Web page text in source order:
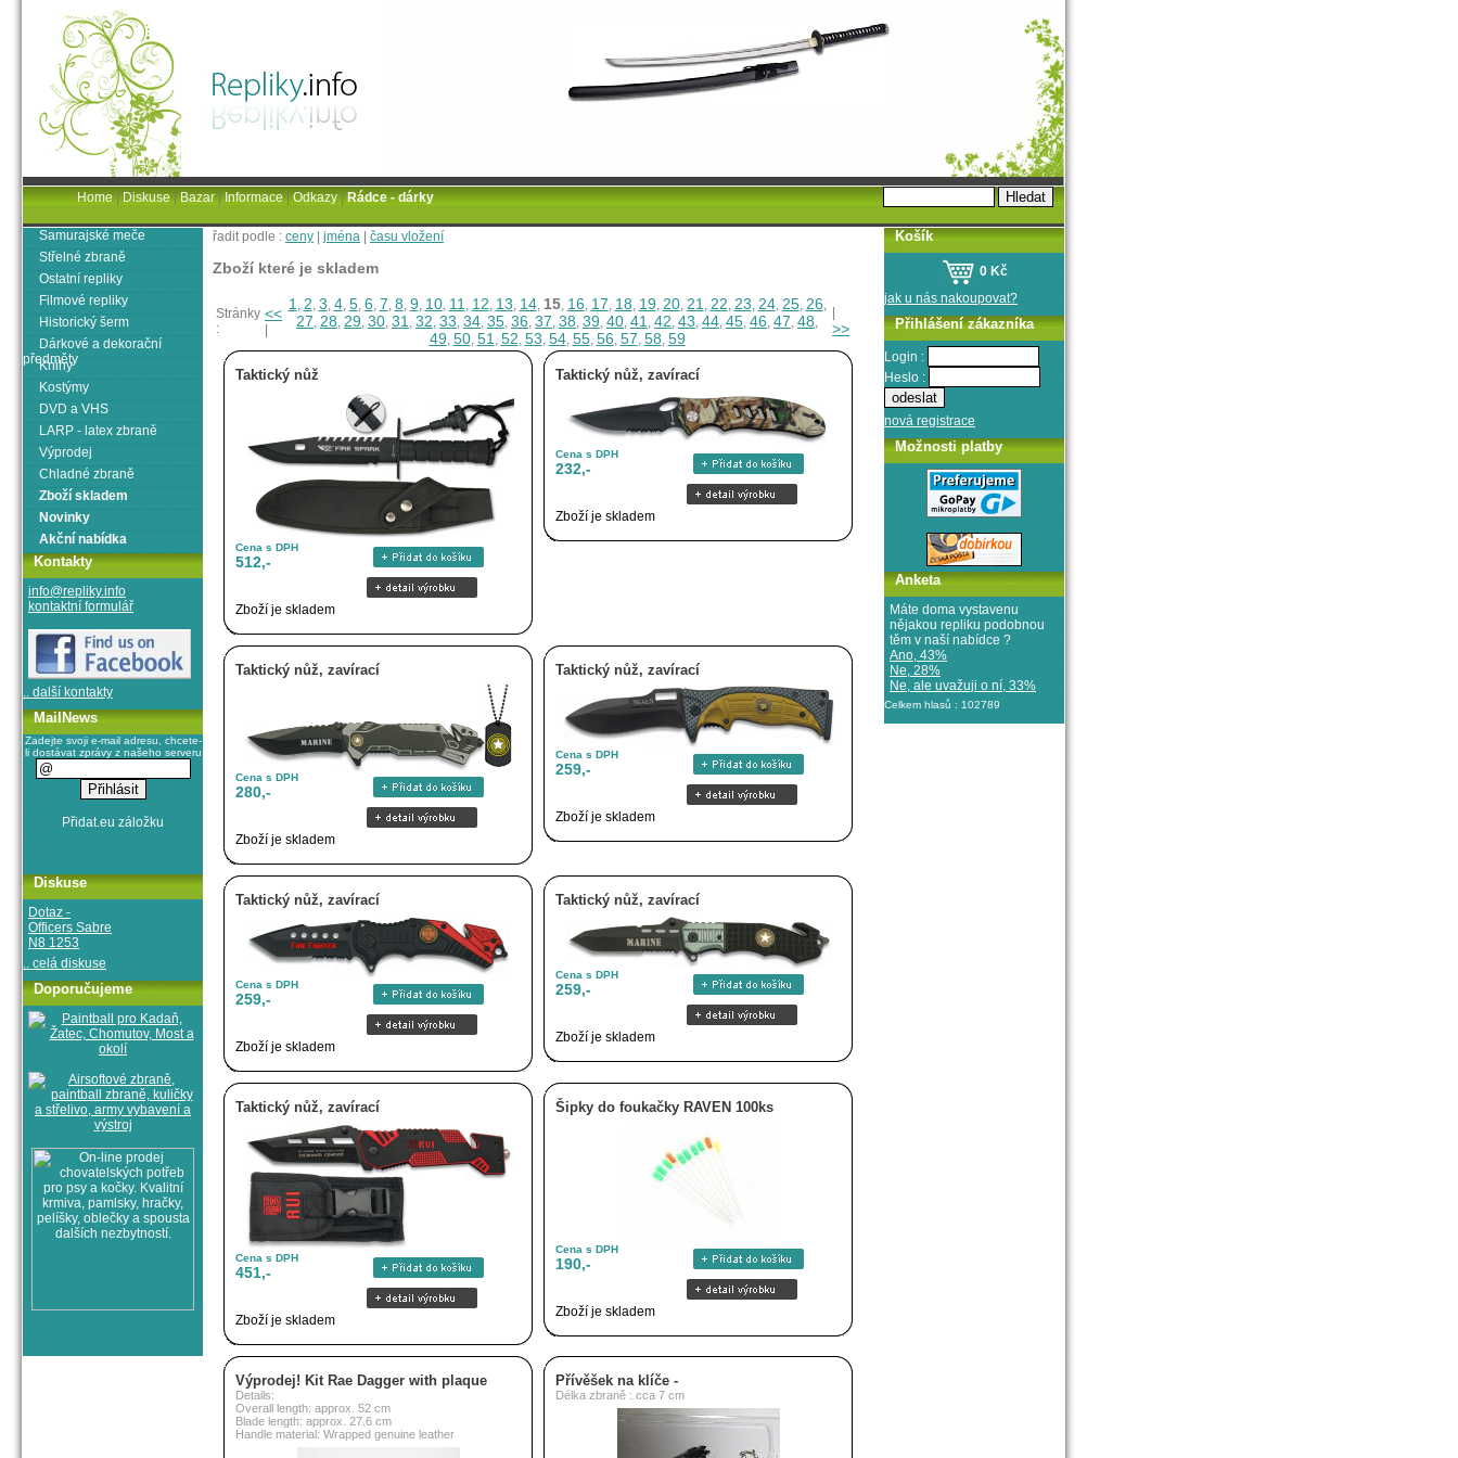
řadit podle : ceny jména času vložení
Zboží které je skladem
Stránky
:
<<
1, 2, 3, 4, 5, 6, 7, 8, 9, 10, 11, 12, 13, 14, 15, 16, 17, 18, 19, 20, 21, 22, 23, 24, 25, 26,
27, 28, 29, 30, 31 , 32, 33, 34, 35, 36, 37, 38, 39, 40, 41 , 42, 43, 44, 45, 46, 47, 48,
49, 50, 51, 52, 53, 54, 55, 56, 57, 58, 59
>>
Taktický nůž
Cena s DPH
512,-
Zboží je skladem
Taktický nůž, zavírací
Cena s DPH
232,-
Zboží je skladem
Taktický nůž, zavírací
Cena s DPH
280,-
Zboží je skladem
Taktický nůž, zavírací
Cena s DPH
259,-
Zboží je skladem
Taktický nůž, zavírací
Cena s DPH
259,-
Zboží je skladem
Taktický nůž, zavírací
Cena s DPH
259,-
Zboží je skladem
Taktický nůž, zavírací
Cena s DPH
451,-
Zboží je skladem
Šipky do foukačky RAVEN 100ks
Cena s DPH
190,-
Zboží je skladem
Výprodej! Kit Rae Dagger with plaque
Details:
Overall length: approx. 52 cm
Blade length: approx. 27.6 cm
Handle material: Wrapped genuine leather
Přívěšek na klíče -
Délka zbraně : cca 7 cm
Samurajské meče
Střelné zbraně
Ostatní repliky
Filmové repliky
Historický šerm
Dárkové a dekorační
předměty
Knihy
Kostýmy
DVD a VHS
LARP - latex zbraně
Výprodej
Chladné zbraně
Zboží skladem
Novinky
Akční nabídka
Kontakty
info@repliky.info
kontaktní formulář
.. další kontakty
MailNews
Zadejte svoji e-mail adresu, chcete-
li dostávat zprávy z našeho serveru
Diskuse
Dotaz -
Officers Sabre
N8 1253
.. celá diskuse
Doporučujeme
Košík
0 Kč
jak u nás nakoupovat?
Přihlášení zákazníka
Login :
Heslo :
nová registrace
Možnosti platby
Anketa
Máte doma vystavenu
nějakou repliku podobnou
těm v naší nabídce ?
Ano, 43%
Ne, 28%
Ne, ale uvažuji o ní, 33%
Celkem hlasů : 102789
Home|Diskuse|Bazar|Informace|Odkazy|Rádce - dárky